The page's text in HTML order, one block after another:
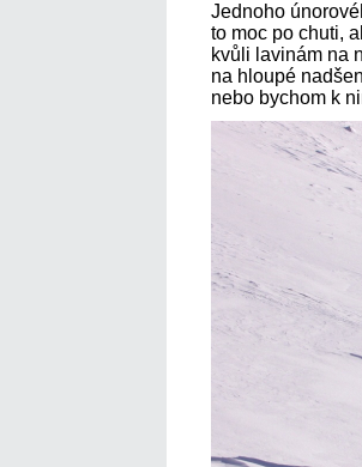
Jednoho
to moc po chuti,
kvůli lavinám na
na hloupé
nebo bychom k